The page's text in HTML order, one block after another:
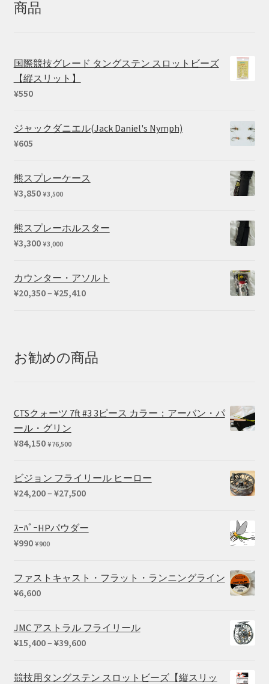
商品
国際競技グレード タングステン スロットビーズ
【縦スリット】
¥550
ジャックダニエル(Jack Daniel's Nymph)
¥605
熊スプレーケース
¥3,850 ¥3,500
熊スプレーホルスター
¥3,300 ¥3,000
カウンター・アソルト
¥20,350– ¥25,410価
–
¥25,410
お勧めの商品
CTSクォーツ 7ft #3 3ピース カラー：アーバン・パ
ール・グリン
¥84,150 ¥76,500
ビジョン フライリール ヒーロー
¥24,200– ¥27,500価
ｽｰﾊﾟｰHPパウダー
¥990 ¥900
ファストキャスト・フラット・ランニングライン
¥6,600
JMC アストラル フライリール
¥15,400– ¥39,600価
帯:
競技用タングステン スロットビーズ【縦スリッ